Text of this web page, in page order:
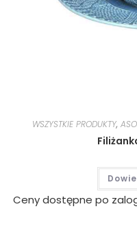
WSZYSTKIE PRODUKTY,
Ceny dostępne po